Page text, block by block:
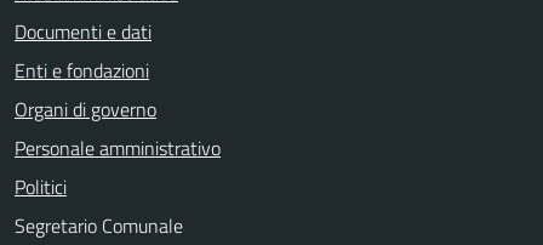
Documenti e dati
Enti e fondazioni
Organi di governo
Personale amministrativo
Politici
Segretario Comunale